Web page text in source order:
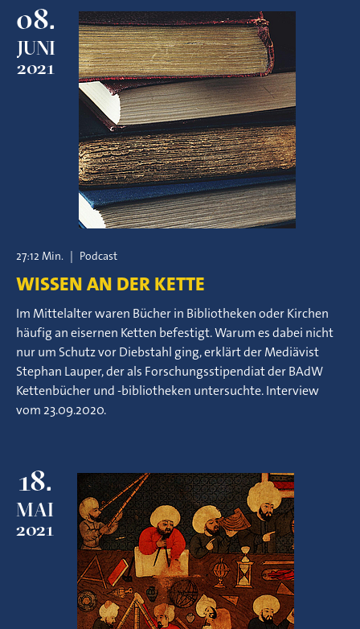
08.
JUNI
2021
27:12 Min. | Podcast
WISSEN AN DER KETTE
Im Mittelalter waren Bücher in Bibliotheken oder Kirchen
häufig an eisernen Ketten befestigt. Warum es dabei nicht
nur um Schutz vor Diebstahl ging, erklärt der Mediävist
Stephan Lauper, der als Forschungsstipendiat der BAdW
Kettenbücher und -bibliotheken untersuchte. Interview
vom 23.09.2020.
18.
MAI
2021